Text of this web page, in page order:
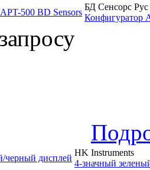
БД Сенсорс
Конфигуратор
HK Instruments
4-значный